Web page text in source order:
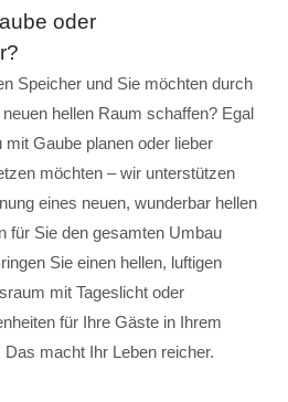
oder
Speicher und Sie möchten durch
hellen Raum schaffen? Egal
Gaube planen oder lieber
möchten – wir unterstützen
eines neuen, wunderbar hellen
für Sie den gesamten Umbau
Sie einen hellen, luftigen
mit Tageslicht oder
für Ihre Gäste in Ihrem
macht Ihr Leben reicher.